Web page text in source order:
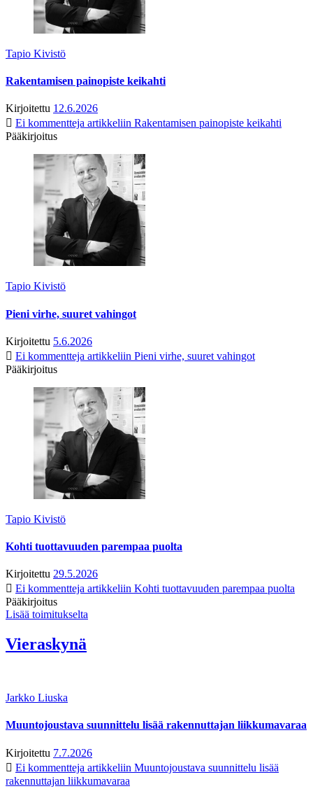
Tapio Kivistö
Rakentamisen painopiste keikahti
Kirjoitettu 12.6.2026
Ei kommentteja artikkeliin Rakentamisen painopiste keikahti
Pääkirjoitus
Tapio Kivistö
Pieni virhe, suuret vahingot
Kirjoitettu 5.6.2026
Ei kommentteja artikkeliin Pieni virhe, suuret vahingot
Pääkirjoitus
Tapio Kivistö
Kohti tuottavuuden parempaa puolta
Kirjoitettu 29.5.2026
Ei kommentteja artikkeliin Kohti tuottavuuden parempaa puolta
Pääkirjoitus
Lisää toimitukselta
Vieraskynä
Jarkko Liuska
Muuntojoustava suunnittelu lisää rakennuttajan liikkumavaraa
Kirjoitettu 7.7.2026
Ei kommentteja artikkeliin Muuntojoustava suunnittelu lisää
rakennuttajan liikkumavaraa